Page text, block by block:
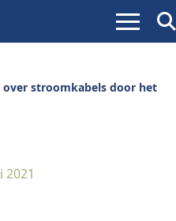
Menu
over stroomkabels door het
2021